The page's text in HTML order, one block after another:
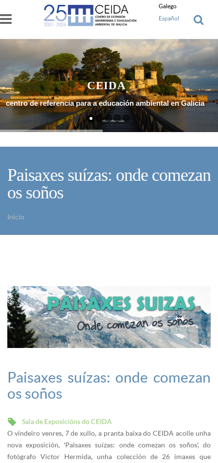
Ir o contido principal
Galego
Español
centro de referencia para a educación ambiental en Galicia
Máis Información
CEIDA
Paisaxes suízas: onde comezan
os soños
Inicio
Paisaxes suízas: onde comezan
os soños
Sala de Exposicións do CEIDA
O vindeiro venres, 7 de xullo, a pranta baixa do CEIDA acolle unha
nova exposición, 'Paisaxes suízas: onde comezan os soños', do
fotógrafo Victor Hermida, unha colección de 26 imaxes que